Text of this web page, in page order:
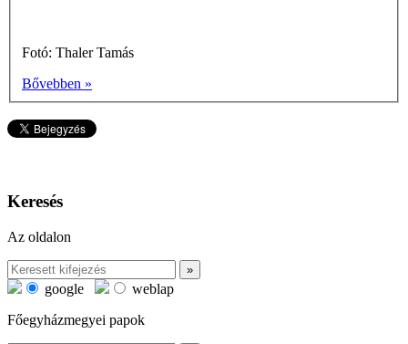
Fotó: Thaler Tamás
Bővebben »
Keresés
Az oldalon
google
weblap
Főegyházmegyei papok